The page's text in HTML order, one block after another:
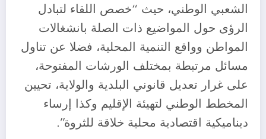
الشعبي الوطني، حيث “خصص اللقاء لتبادل
الرؤى حول المواضيع ذات الصلة بانشغالات
المواطن وواقع التنمية المحلية، فضلا عن تناول
مسائل مرتبطة بمختلف الورشات المفتوحة،
على غرار تعديل قانوني البلدية والولاية، تحيين
المخطط الوطني لتهيئة الإقليم وكذا إرساء
ديناميكية اقتصادية محلية خلاقة للثروة”.